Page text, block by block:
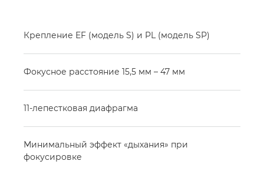
Крепление EF (модель S) и PL (модель SP)
Фокусное расстояние 15,5 мм – 47 мм
11-лепестковая диафрагма
Минимальный эффект «дыхания» при
фокусировке